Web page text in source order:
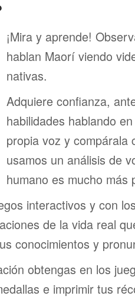
¡Mira y aprende!
hablan Maorí viendo
nativas.
Adquiere confianza,
habilidades hablando
propia voz y compárala
usamos un análisis de
humano es mucho más
interactivos y con
de la vida real
conocimientos y
obtengas en los
e imprimir tus